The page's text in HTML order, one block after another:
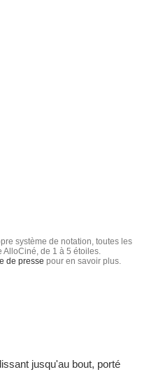
système de notation, toutes les
AlloCiné, de 1 à 5 étoiles.
de presse pour en savoir plus.
jusqu'au bout, porté